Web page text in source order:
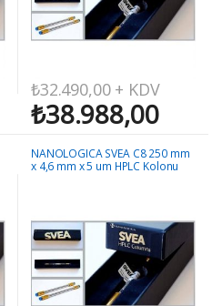
₺32.490,00+ KDV
₺38.988,00
NANOLOGICA SVEA C8 250 mm
x 4,6 mm x 5 um HPLC Kolonu